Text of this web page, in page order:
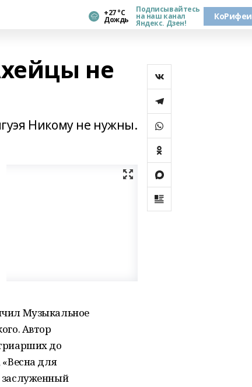
+27 °С
Дождь
Подписывайтесь
на наш канал
Яндекс. Дзен!
КоРифеи
не
Никому не нужны.
Музыкальное
Автор
до
для
заслуженный